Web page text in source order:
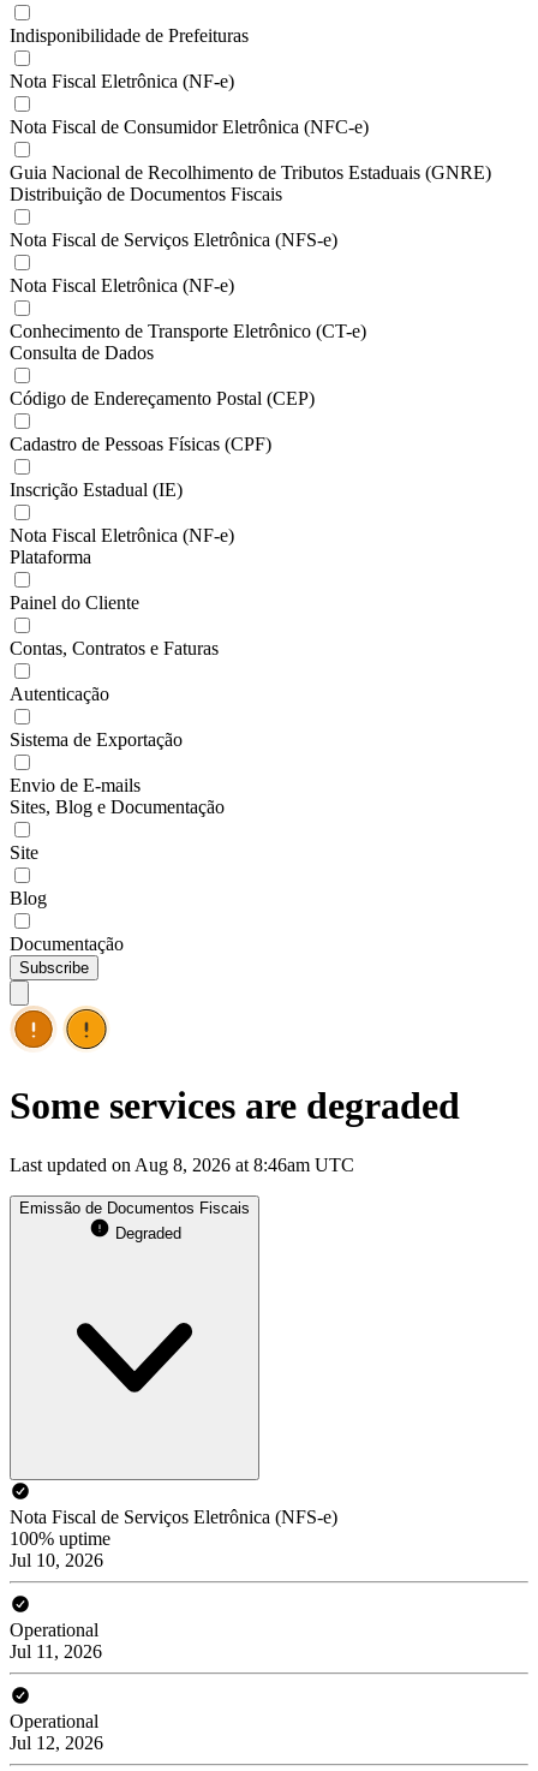
Indisponibilidade de Prefeituras
Nota Fiscal Eletrônica (NF-e)
Nota Fiscal de Consumidor Eletrônica (NFC-e)
Guia Nacional de Recolhimento de Tributos Estaduais (GNRE)
Distribuição de Documentos Fiscais
Nota Fiscal de Serviços Eletrônica (NFS-e)
Nota Fiscal Eletrônica (NF-e)
Conhecimento de Transporte Eletrônico (CT-e)
Consulta de Dados
Código de Endereçamento Postal (CEP)
Cadastro de Pessoas Físicas (CPF)
Inscrição Estadual (IE)
Nota Fiscal Eletrônica (NF-e)
Plataforma
Painel do Cliente
Contas, Contratos e Faturas
Autenticação
Sistema de Exportação
Envio de E-mails
Sites, Blog e Documentação
Site
Blog
Documentação
Subscribe
Some services are degraded
Last updated on Aug 8, 2026 at 8:46am UTC
Emissão de Documentos Fiscais
Degraded
Nota Fiscal de Serviços Eletrônica (NFS-e)
100% uptime
Jul 10, 2026
Operational
Jul 11, 2026
Operational
Jul 12, 2026